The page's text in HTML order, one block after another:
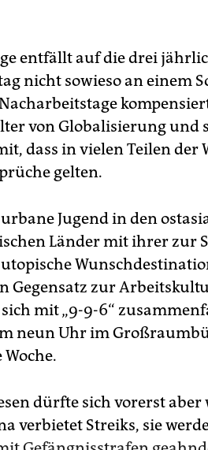
entfällt auf die drei
nicht sowieso an einem
von Globalisierung und
dass in vielen Teilen der
gelten.
Jugend in den
Länder mit ihrer zur
Gegensatz zur
mit „9-9-6“
neun Uhr im
dürfte sich vorerst aber
verbietet Streiks, sie